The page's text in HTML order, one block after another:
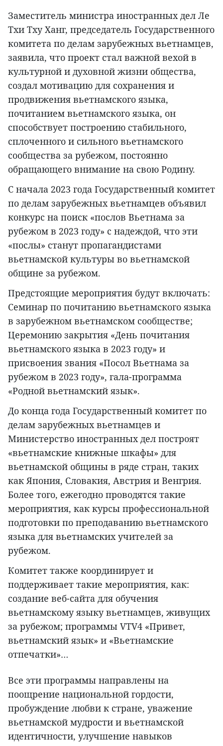
Заместитель министра иностранных дел Ле
Тхи Тху Ханг, председатель Государственного
комитета по делам зарубежных вьетнамцев,
заявила, что проект стал важной вехой в
культурной и духовной жизни общества,
создал мотивацию для сохранения и
продвижения вьетнамского языка,
почитанием вьетнамского языка, он
способствует построению стабильного,
сплоченного и сильного вьетнамского
сообщества за рубежом, постоянно
обращающего внимание на свою Родину.
С начала 2023 года Государственный комитет
по делам зарубежных вьетнамцев объявил
конкурс на поиск «послов Вьетнама за
рубежом в 2023 году» с надеждой, что эти
«послы» станут пропагандистами
вьетнамской культуры во вьетнамской
общине за рубежом.
Предстоящие мероприятия будут включать:
Семинар по почитанию вьетнамского языка
в зарубежном вьетнамском сообществе;
Церемонию закрытия «День почитания
вьетнамского языка в 2023 году» и
присвоения звания «Посол Вьетнама за
рубежом в 2023 году», гала-программа
«Родной вьетнамский язык».
До конца года Государственный комитет по
делам зарубежных вьетнамцев и
Министерство иностранных дел построят
«вьетнамские книжные шкафы» для
вьетнамской общины в ряде стран, таких
как Япония, Словакия, Австрия и Венгрия.
Более того, ежегодно проводятся такие
мероприятия, как курсы профессиональной
подготовки по преподаванию вьетнамского
языка для вьетнамских учителей за
рубежом.
Комитет также координирует и
поддерживает такие мероприятия, как:
создание веб-сайта для обучения
вьетнамскому языку вьетнамцев, живущих
за рубежом; программы VTV4 «Привет,
вьетнамский язык» и «Вьетнамские
отпечатки»…
Все эти программы направлены на
поощрение национальной гордости,
пробуждение любви к стране, уважение
вьетнамской мудрости и вьетнамской
идентичности, улучшение навыков